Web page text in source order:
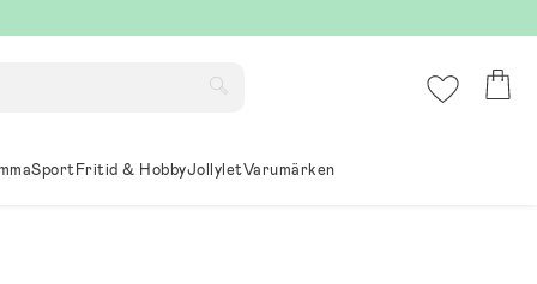
SportFritid & HobbyJollyletVarumärken